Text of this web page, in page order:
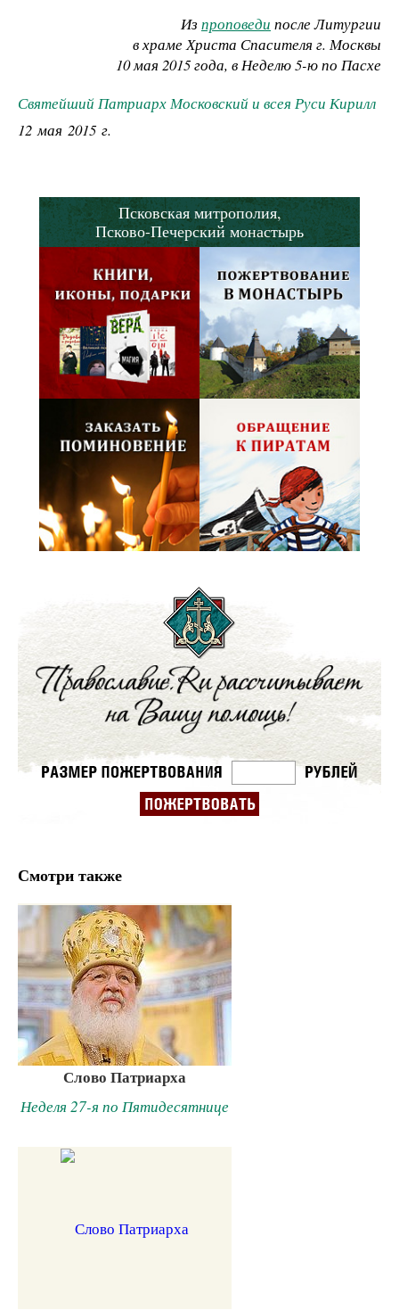
Изпроповеди после Литургии
в храме Христа Спасителя г. Москвы
10 мая 2015 года, в Неделю 5-ю по Пасхе
Святейший Патриарх Московский и всея Руси Кирилл
12 мая 2015 г.
Псковская митрополия,
Псково-Печерский монастырь
Смотри также
Слово Патриарха
Неделя 27-я по Пятидесятнице